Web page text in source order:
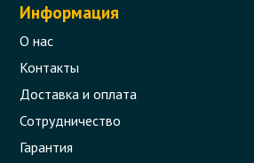
Информация
О нас
Контакты
Доставка и оплата
Сотрудничество
Гарантия